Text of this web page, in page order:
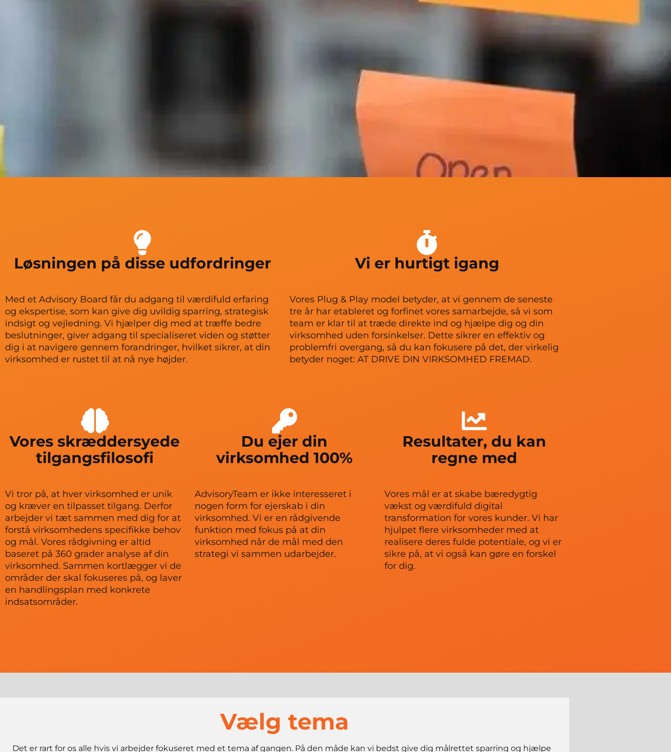
Løsningen på disse udfordringer
Med et Advisory Board får du adgang til værdifuld erfaring
og ekspertise, som kan give dig uvildig sparring, strategisk
indsigt og vejledning. Vi hjælper dig med at træffe bedre
beslutninger, giver adgang til specialiseret viden og støtter
dig i at navigere gennem forandringer, hvilket sikrer, at din
virksomhed er rustet til at nå nye højder.
Vi er hurtigt igang
Vores Plug & Play model betyder, at vi gennem de seneste
tre år har etableret og forfinet vores samarbejde, så vi som
team er klar til at træde direkte ind og hjælpe dig og din
virksomhed uden forsinkelser. Dette sikrer en effektiv og
problemfri overgang, så du kan fokusere på det, der virkelig
betyder noget: AT DRIVE DIN VIRKSOMHED FREMAD.
Vores skræddersyede
tilgangsfilosofi
Vi tror på, at hver virksomhed er unik
og kræver en tilpasset tilgang. Derfor
arbejder vi tæt sammen med dig for at
forstå virksomhedens specifikke behov
og mål. Vores rådgivning er altid
baseret på 360 grader analyse af din
virksomhed. Sammen kortlægger vi de
områder der skal fokuseres på, og laver
en handlingsplan med konkrete
indsatsområder.
Du ejer din
virksomhed 100%
AdvisoryTeam er ikke interesseret i
nogen form for ejerskab i din
virksomhed. Vi er en rådgivende
funktion med fokus på at din
virksomhed når de mål med den
strategi vi sammen udarbejder.
Resultater, du kan
regne med
Vores mål er at skabe bæredygtig
vækst og værdifuld digital
transformation for vores kunder. Vi har
hjulpet flere virksomheder med at
realisere deres fulde potentiale, og vi er
sikre på, at vi også kan gøre en forskel
for dig.
Vælg tema
Det er rart for os alle hvis vi arbejder fokuseret med et tema af gangen. På den måde kan vi bedst give dig målrettet sparring og hjælpe